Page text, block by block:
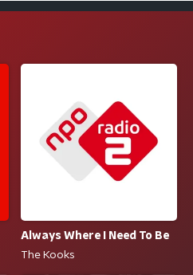
Always Where I Need To Be
The Kooks